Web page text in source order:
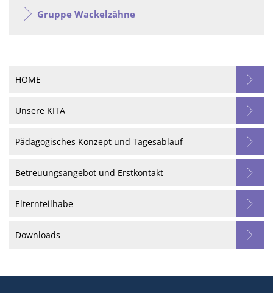
Gruppe Wackelzähne
HOME
Unsere KITA
Pädagogisches Konzept und Tagesablauf
Betreuungsangebot und Erstkontakt
Elternteilhabe
Downloads